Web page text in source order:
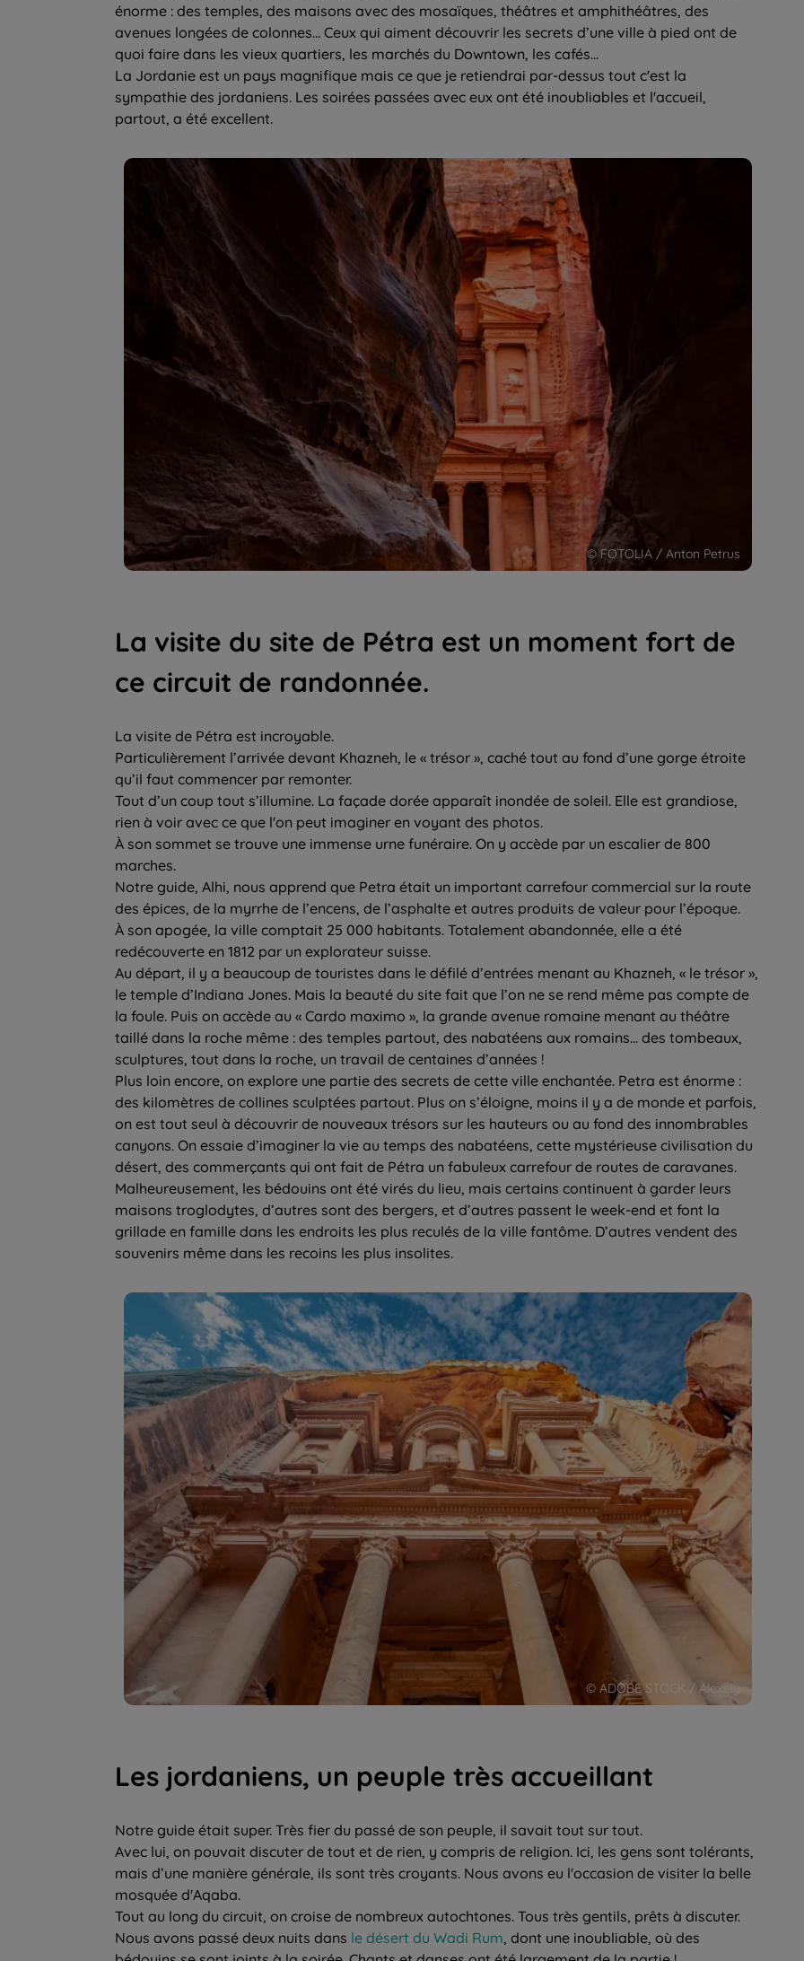
© FOTOLIA / Anton Petrus
énorme : des temples, des maisons avec des mosaïques, théâtres et amphithéâtres, des
avenues longées de colonnes... Ceux qui aiment découvrir les secrets d’une ville à pied ont de
quoi faire dans les vieux quartiers, les marchés du Downtown, les cafés...
La Jordanie est un pays magnifique mais ce que je retiendrai par-dessus tout c'est la
sympathie des jordaniens. Les soirées passées avec eux ont été inoubliables et l'accueil,
partout, a été excellent.
© ADOBE STOCK / Alexeiy
La visite du site de Pétra est un moment fort de
ce circuit de randonnée.
La visite de Pétra est incroyable.
Particulièrement l’arrivée devant Khazneh, le « trésor », caché tout au fond d’une gorge étroite
qu’il faut commencer par remonter.
Tout d’un coup tout s’illumine. La façade dorée apparaît inondée de soleil. Elle est grandiose,
rien à voir avec ce que l'on peut imaginer en voyant des photos.
À son sommet se trouve une immense urne funéraire. On y accède par un escalier de 800
marches.
Notre guide, Alhi, nous apprend que Petra était un important carrefour commercial sur la route
des épices, de la myrrhe de l’encens, de l’asphalte et autres produits de valeur pour l’époque.
À son apogée, la ville comptait 25 000 habitants. Totalement abandonnée, elle a été
redécouverte en 1812 par un explorateur suisse.
Au départ, il y a beaucoup de touristes dans le défilé d’entrées menant au Khazneh, « le trésor »,
le temple d’Indiana Jones. Mais la beauté du site fait que l’on ne se rend même pas compte de
la foule. Puis on accède au « Cardo maximo », la grande avenue romaine menant au théâtre
taillé dans la roche même : des temples partout, des nabatéens aux romains... des tombeaux,
sculptures, tout dans la roche, un travail de centaines d’années !
Plus loin encore, on explore une partie des secrets de cette ville enchantée. Petra est énorme :
des kilomètres de collines sculptées partout. Plus on s’éloigne, moins il y a de monde et parfois,
on est tout seul à découvrir de nouveaux trésors sur les hauteurs ou au fond des innombrables
canyons. On essaie d’imaginer la vie au temps des nabatéens, cette mystérieuse civilisation du
désert, des commerçants qui ont fait de Pétra un fabuleux carrefour de routes de caravanes.
Malheureusement, les bédouins ont été virés du lieu, mais certains continuent à garder leurs
maisons troglodytes, d’autres sont des bergers, et d’autres passent le week-end et font la
grillade en famille dans les endroits les plus reculés de la ville fantôme. D’autres vendent des
souvenirs même dans les recoins les plus insolites.
Les jordaniens, un peuple très accueillant
Notre guide était super. Très fier du passé de son peuple, il savait tout sur tout.
Avec lui, on pouvait discuter de tout et de rien, y compris de religion. Ici, les gens sont tolérants,
mais d’une manière générale, ils sont très croyants. Nous avons eu l'occasion de visiter la belle
mosquée d'Aqaba.
Tout au long du circuit, on croise de nombreux autochtones. Tous très gentils, prêts à discuter.
Nous avons passé deux nuits dans le désert du Wadi Rum, dont une inoubliable, où des